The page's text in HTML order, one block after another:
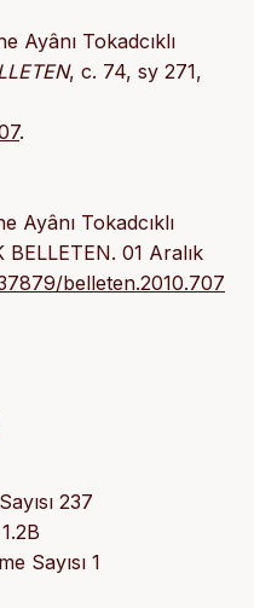
Ayânı Tokadcıklı
, c. 74, sy 271,
.
Ayânı Tokadcıklı
01 Aralık
belleten.2010.707
237
1.2B
Sayısı 1